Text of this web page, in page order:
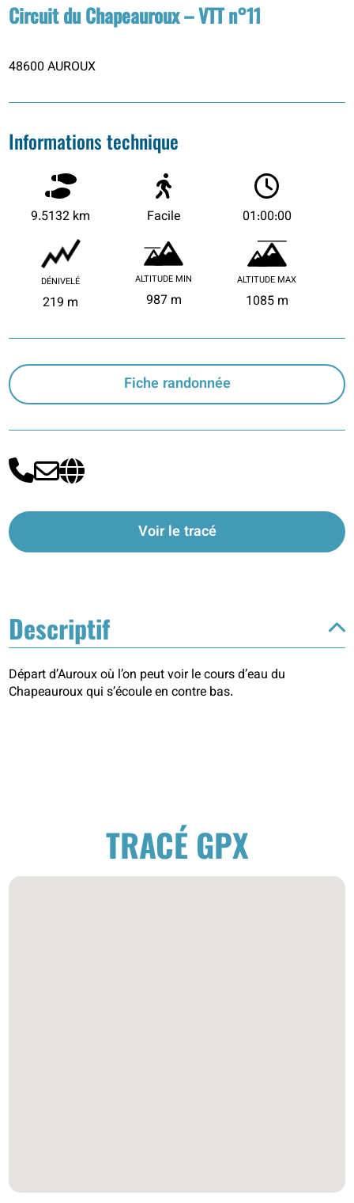
Descriptif
Départ d’Auroux où l’on peut voir le cours d’eau du
Chapeauroux qui s’écoule en contre bas.
Circuit du Chapeauroux – VTT n°11
48600 AUROUX
Informations technique
9.5132 km Facile 01:00:00
DÉNIVELÉ
219 m
ALTITUDE MIN
987 m
ALTITUDE MAX
1085 m
Fiche randonnée
Voir le tracé
TRACÉ GPX